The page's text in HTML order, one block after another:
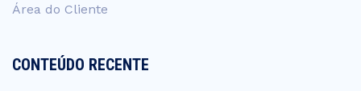
Área do Cliente
CONTEÚDO RECENTE